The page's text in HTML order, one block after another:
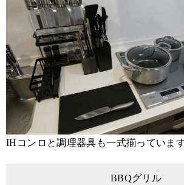
IHコンロと調理器具も一式揃っています
BBQグリル